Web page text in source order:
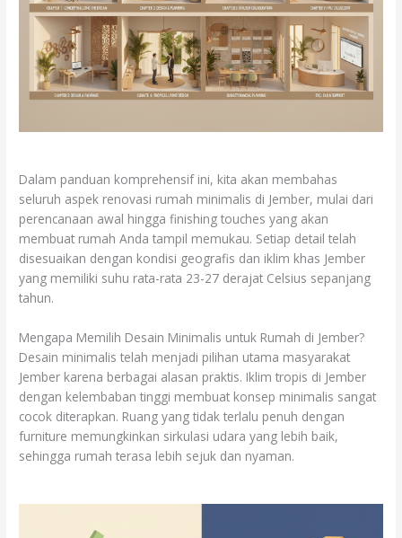
Dalam panduan komprehensif ini, kita akan membahas
seluruh aspek renovasi rumah minimalis di Jember, mulai dari
perencanaan awal hingga finishing touches yang akan
membuat rumah Anda tampil memukau. Setiap detail telah
disesuaikan dengan kondisi geografis dan iklim khas Jember
yang memiliki suhu rata-rata 23-27 derajat Celsius sepanjang
tahun.
Mengapa Memilih Desain Minimalis untuk Rumah di Jember?
Desain minimalis telah menjadi pilihan utama masyarakat
Jember karena berbagai alasan praktis. Iklim tropis di Jember
dengan kelembaban tinggi membuat konsep minimalis sangat
cocok diterapkan. Ruang yang tidak terlalu penuh dengan
furniture memungkinkan sirkulasi udara yang lebih baik,
sehingga rumah terasa lebih sejuk dan nyaman.